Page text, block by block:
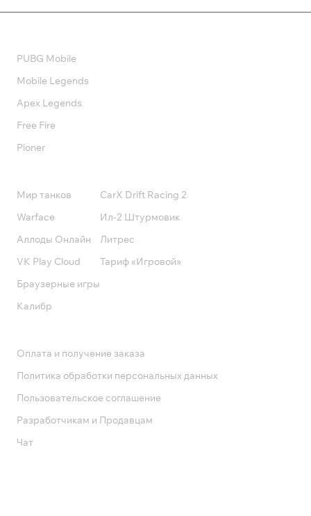
PUBG Mobile
Mobile Legends
Apex Legends
Free Fire
Pioner
Мир танков
Warface
Аллоды Онлайн
VK Play Cloud
Браузерные игры
Калибр
CarX Drift Racing 2
Ил-2 Штурмовик
Литрес
Тариф «Игровой»
Оплата и получение заказа
Политика обработки персональных данных
Пользовательское соглашение
Разработчикам и Продавцам
Чат